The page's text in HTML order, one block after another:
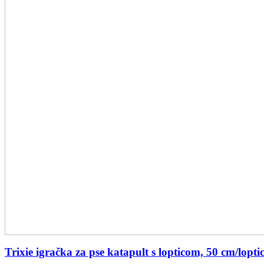
Trixie igračka za pse katapult s lopticom, 50 cm/